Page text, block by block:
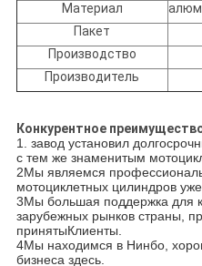
Материал
Пакет
Производство
Производитель
Конкурентное
1. завод установил
с тем же знаменитым
2Мы являемся
мотоциклетных цилиндров
3Мы большая поддержка для
зарубежных рынков страны,
принятыКлиенты.
4Мы находимся в Нинбо,
бизнеса здесь.